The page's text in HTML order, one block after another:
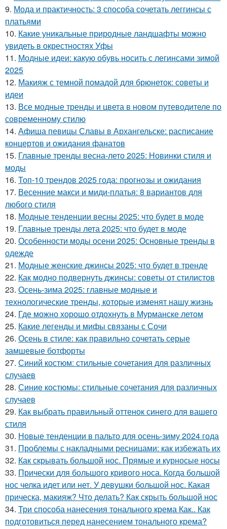
9. Мода и практичность: 3 способа сочетать леггинсы с
платьями
10. Какие уникальные природные ландшафты можно
увидеть в окрестностях Уфы
11. Модные идеи: какую обувь носить с легинсами зимой
2025
12. Макияж с темной помадой для брюнеток: советы и
идеи
13. Все модные тренды и цвета в новом путеводителе по
современному стилю
14. Афиша певицы Славы в Архангельске: расписание
концертов и ожидания фанатов
15. Главные тренды весна-лето 2025: Новинки стиля и
моды
16. Топ-10 трендов 2025 года: прогнозы и ожидания
17. Весенние макси и миди-платья: 8 вариантов для
любого стиля
18. Модные тенденции весны 2025: что будет в моде
19. Главные тренды лета 2025: что будет в моде
20. Особенности моды осени 2025: Основные тренды в
одежде
21. Модные женские джинсы 2025: что будет в тренде
22. Как модно подвернуть джинсы: советы от стилистов
23. Осень-зима 2025: главные модные и
технологические тренды, которые изменят нашу жизнь
24. Где можно хорошо отдохнуть в Мурманске летом
25. Какие легенды и мифы связаны с Сочи
26. Осень в стиле: как правильно сочетать серые
замшевые ботфорты
27. Синий костюм: стильные сочетания для различных
случаев
28. Синие костюмы: стильные сочетания для различных
случаев
29. Как выбрать правильный оттенок синего для вашего
стиля
30. Новые тенденции в пальто для осень-зиму 2024 года
31. Проблемы с накладными ресницами: как избежать их
32. Как скрывать большой нос. Прямые и курносые носы
33. Прически для большого кривого носа. Когда большой
нос челка идет или нет. У девушки большой нос. Какая
прическа, макияж? Что делать? Как скрыть большой нос
34. Три способа нанесения тонального крема Как.. Как
подготовиться перед нанесением тонального крема?